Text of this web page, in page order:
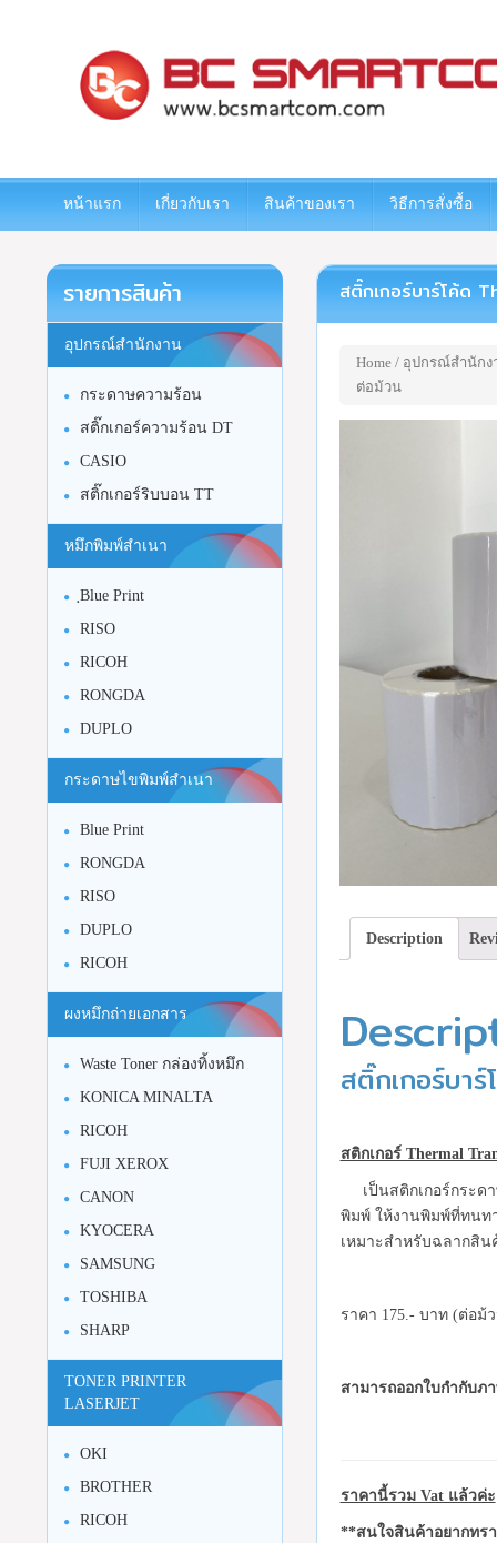
หน้าแรก เกี่ยวกับเรา สินค้าของเรา วิธีการสั่งซื้อ
สติ๊กเกอร์บาร์โค้ด
Home/ อุปกรณ์สำนักง
ต่อม้วน
Description
สติ๊กเกอร์บา
สติกเกอร์ Thermal
เป็นสติกเกอร์กระด
พิมพ์ ให้งานพิมพ์ที่ทนท
เหมาะสำหรับฉลากสิน
ราคา 175.- บาท (ต่อม้
สามารถออกใบกำกับภ
ราคานี้รวม Vat แล้วค่ะ
**สนใจสินค้าอยากทร
รายการสินค้า
อุปกรณ์สำนักงาน
กระดาษความร้อน
สติ๊กเกอร์ความร้อน DT
CASIO
สติ๊กเกอร์ริบบอน TT
หมึกพิมพ์สำเนา
ฺBlue Print
RISO
RICOH
RONGDA
DUPLO
กระดาษไขพิมพ์สำเนา
Blue Print
RONGDA
RISO
DUPLO
RICOH
ผงหมึกถ่ายเอกสาร
Waste Toner กล่องทิ้งหมึก
KONICA MINALTA
RICOH
FUJI XEROX
CANON
KYOCERA
SAMSUNG
TOSHIBA
SHARP
TONER PRINTER
LASERJET
OKI
BROTHER
RICOH